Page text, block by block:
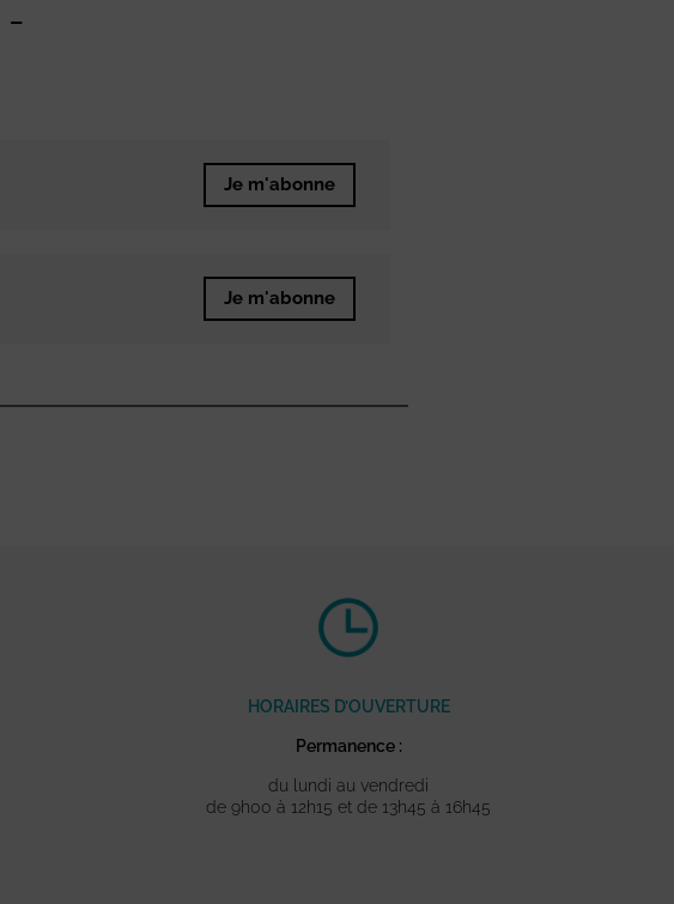
Je m'abonne
Je m'abonne
HORAIRES D’OUVERTURE
Permanence :
du lundi au vendredi
de 9h00 à 12h15 et de 13h45 à 16h45